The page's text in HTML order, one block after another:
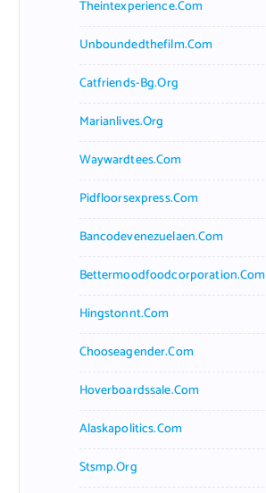
Theintexperience.com
Unboundedthefilm.com
Catfriends-Bg.org
Marianlives.org
Waywardtees.com
Pidfloorsexpress.com
Bancodevenezuelaen.com
Bettermoodfoodcorporation.com
Hingstonnt.com
Chooseagender.com
Hoverboardssale.com
Alaskapolitics.com
Stsmp.org